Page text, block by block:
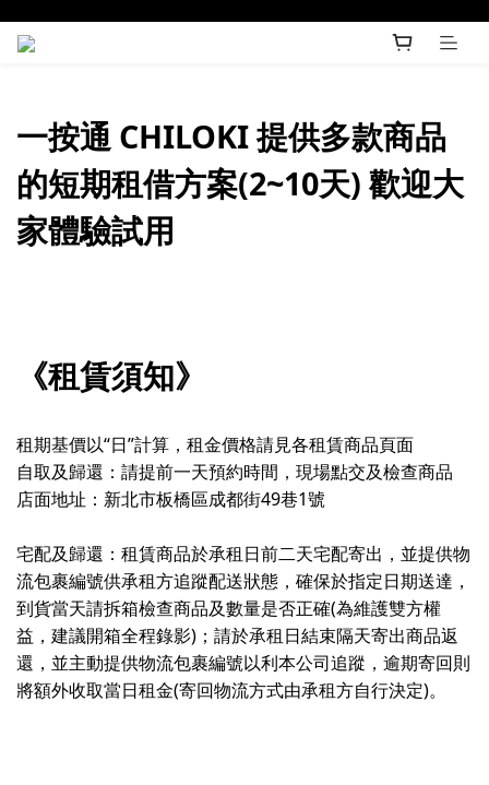
一按通 CHILOKI 提供多款商品
的短期租借方案(2~10天) 歡迎大
家體驗試用
《租賃須知》
租期基價以“日”計算，租金價格請見各租賃商品頁面
自取及歸還：請提前一天預約時間，現場點交及檢查商品
店面地址：新北市板橋區成都街49巷1號
宅配及歸還：租賃商品於承租日前二天宅配寄出，並提供物
流包裹編號供承租方追蹤配送狀態，確保於指定日期送達，
到貨當天請拆箱檢查商品及數量是否正確(為維護雙方權
益，建議開箱全程錄影)；請於承租日結束隔天寄出商品返
還，並主動提供物流包裹編號以利本公司追蹤，逾期寄回則
將額外收取當日租金(寄回物流方式由承租方自行決定)。